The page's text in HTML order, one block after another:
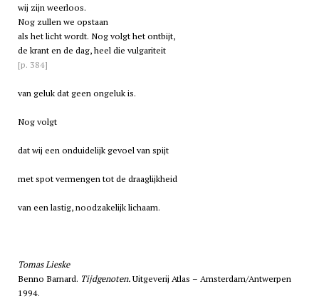
wij zijn weerloos.
Nog zullen we opstaan
als het licht wordt. Nog volgt het ontbijt,
de krant en de dag, heel die vulgariteit
[p. 384]
van geluk dat geen ongeluk is.
Nog volgt
dat wij een onduidelijk gevoel van spijt
met spot vermengen tot de draaglijkheid
van een lastig, noodzakelijk lichaam.
Tomas Lieske
Benno Barnard. Tijdgenoten.Uitgeverij Atlas – Amsterdam/Antwerpen
1994.